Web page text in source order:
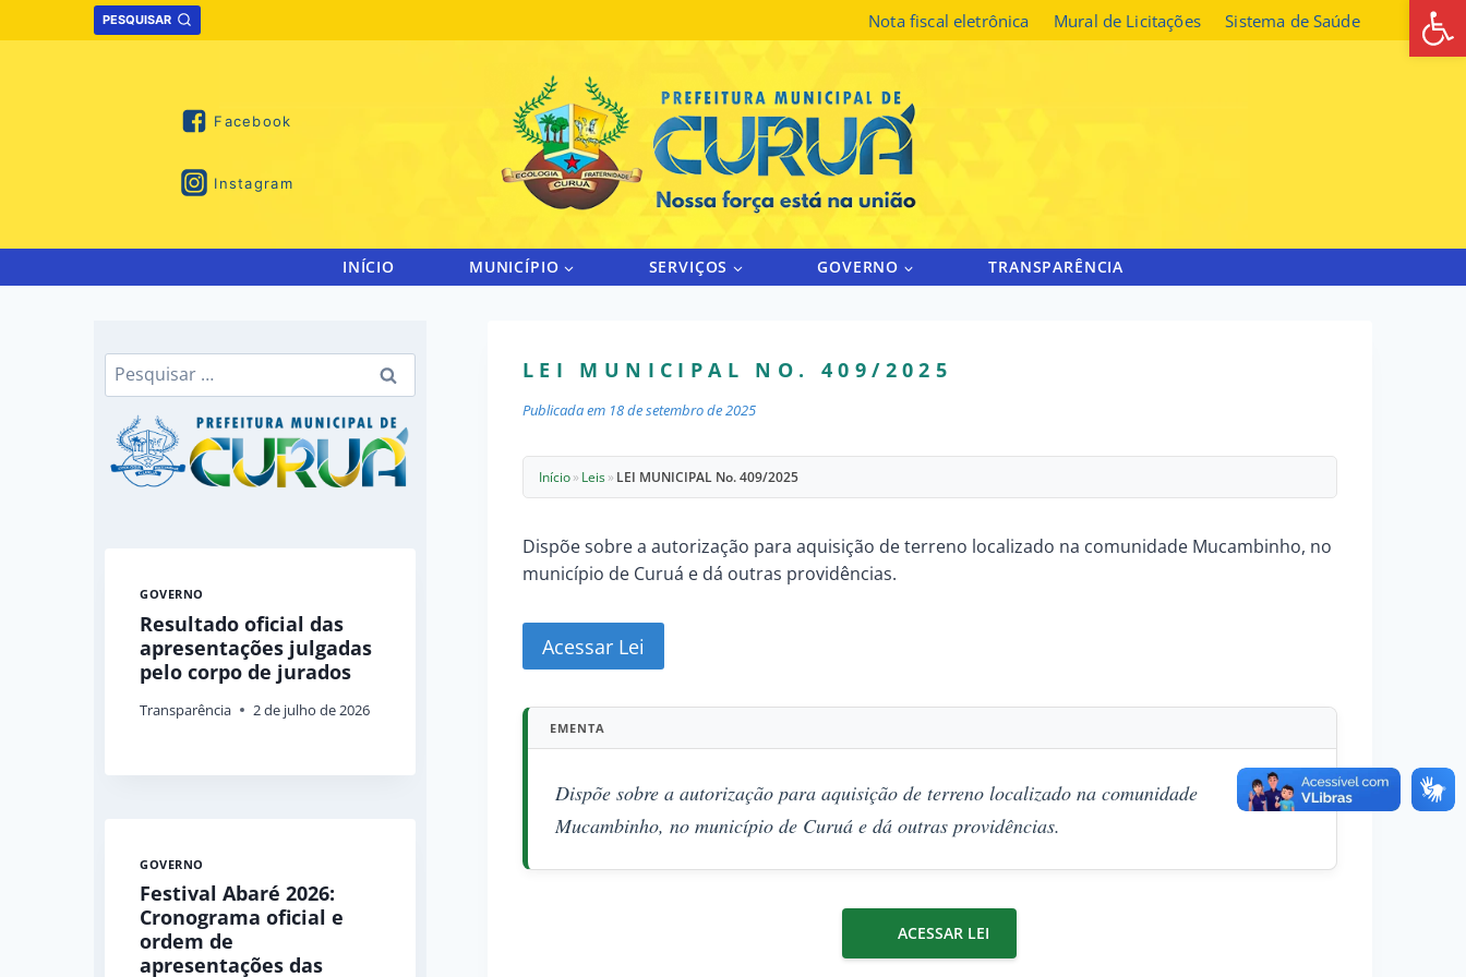
to
PESQUISAR Nota fiscal eletrônica Mural de Licitações Sistema de Saúde
Facebook
Instagram
INÍCIO MUNICÍPIO SERVIÇOS GOVERNO TRANSPARÊNCIA
LEI MUNICIPAL NO. 409/2025
Publicada em 18 de setembro de 2025
Início» Leis» LEI MUNICIPAL No. 409/2025
Dispõe sobre a autorização para aquisição de terreno localizado na comunidade Mucambinho, no
município de Curuá e dá outras providências.
Acessar Lei
EMENTA
Dispõe sobre a autorização para aquisição de terreno localizado na comunidade
Mucambinho, no município de Curuá e dá outras providências.
ACESSAR LEI
Pesquisar
por:
GOVERNO
Resultado oficial das
apresentações julgadas
pelo corpo de jurados
Transparência 2 de julho de 2026
GOVERNO
Festival Abaré 2026:
Cronograma oficial e
ordem de
apresentações das